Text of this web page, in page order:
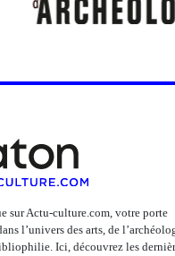
sur Actu-culture.com, votre porte
l’univers des arts, de
Ici, découvrez les